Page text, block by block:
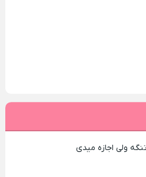
ولی اجازه میدی